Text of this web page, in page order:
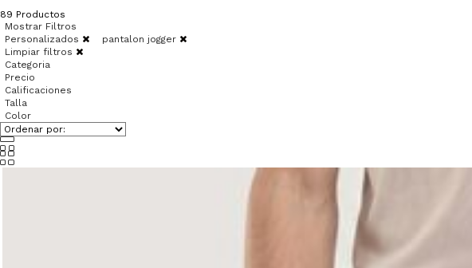
Deportivo Mujer
Deportivo Hombre
Tenis
Ropa Deportiva
Accesorios
Pijamas
Tarjetas regalo
Ropa Interior
Accesorios
Pijamas
Tarjetas regalo
89 Productos
Mostrar Filtros
Personalizados
pantalon jogger
Limpiar filtros
Categoria
Precio
Calificaciones
Talla
Color